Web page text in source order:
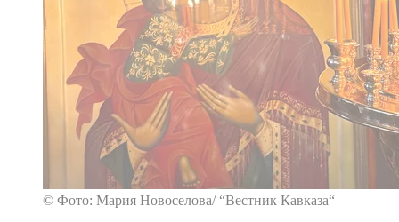
© Фото: Мария Новоселова/ “Вестник Кавказа“